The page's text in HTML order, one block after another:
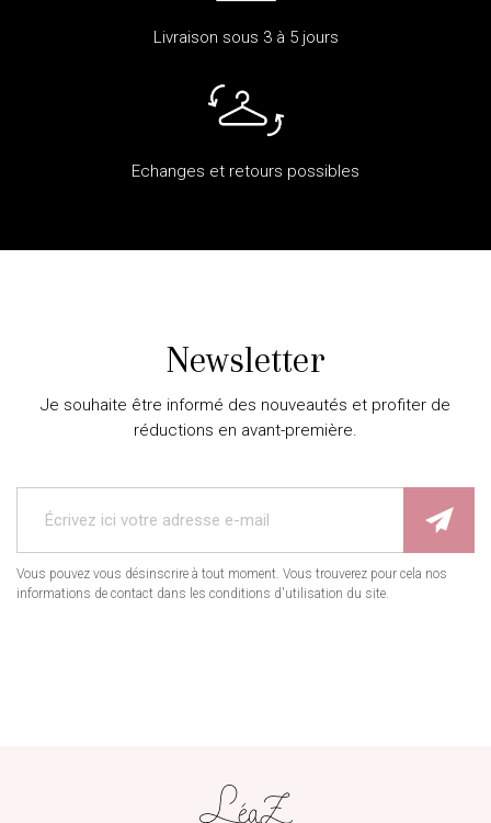
Livraison sous 3 à 5 jours
Echanges et retours possibles
Newsletter
Je souhaite être informé des nouveautés et profiter de
réductions en avant-première.
Vous pouvez vous désinscrire à tout moment. Vous trouverez pour cela nos
informations de contact dans les conditions d'utilisation du site.